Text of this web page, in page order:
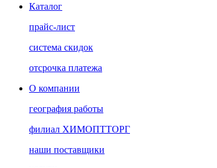
Каталог
прайс-лист
система скидок
отсрочка платежа
О компании
география работы
филиал ХИМОПТТОРГ
наши поставщики